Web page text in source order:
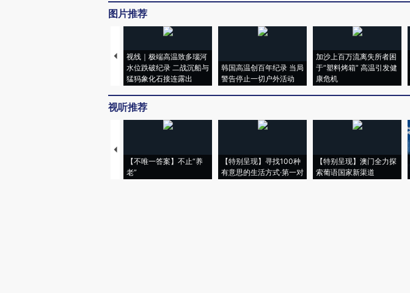
图片推荐
视线｜极端高温致多瑙河
水位跌破纪录 二战沉船与
猛犸象化石接连露出
韩国高温创百年纪录 当局
警告停止一切户外活动
加沙上百万流离失所者困
于“塑料烤箱” 高温引发健
康危机
视听推荐
【不唯一答案】不止“养
老”
【特别呈现】寻找100种
有意思的生活方式·第一对
【特别呈现】澳门全力探
索葡语国家新渠道